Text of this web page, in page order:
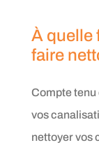
À quelle
faire
Compte tenu
vos
nettoyer vos